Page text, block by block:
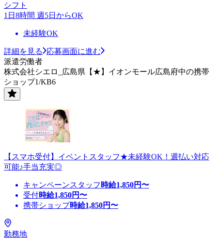
シフト
1日8時間 週5日からOK
未経験OK
詳細を見る
応募画面に進む
派遣労働者
株式会社シエロ_広島県【★】イオンモール広島府中の携帯
ショップ1/KB6
【スマホ受付】イベントスタッフ★未経験OK！週払い対応
可能♪手当充実◎
キャンペーンスタッフ 時給1,850円〜
受付時給1,850円〜
携帯ショップ時給1,850円〜
勤務地